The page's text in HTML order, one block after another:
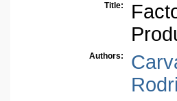
Title:
Authors: